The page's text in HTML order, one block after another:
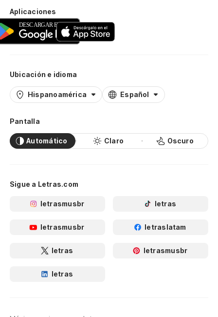
Aplicaciones
Ubicación e idioma
Hispanoamérica Español
Pantalla
Automático Claro Oscuro
Sigue a Letras.com
letrasmusbr letras
letrasmusbr letraslatam
letras letrasmusbr
letras